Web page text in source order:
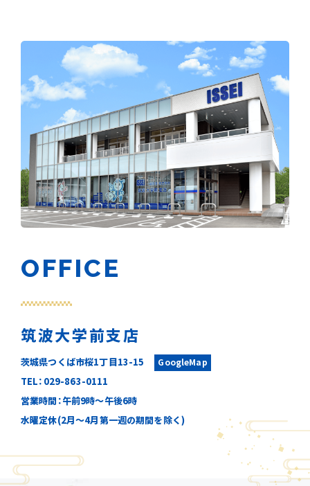
OFFICE
筑波大学前支店
茨城県つくば市桜1丁目13-15 GoogleMap
TEL：029-863-0111
営業時間：午前9時～午後6時
水曜定休(2月～4月第一週の期間を除く)